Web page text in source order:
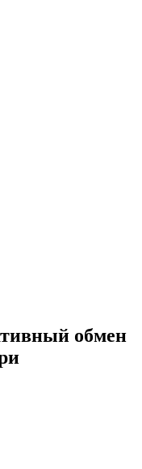
обмен